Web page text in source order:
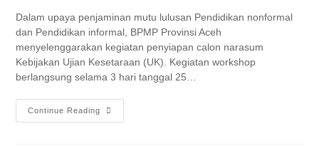
Dalam upaya penjaminan mutu lulusan Pendidikan nonformal
dan Pendidikan informal, BPMP Provinsi Aceh
menyelenggarakan kegiatan penyiapan calon narasum
Kebijakan Ujian Kesetaraan (UK). Kegiatan workshop
berlangsung selama 3 hari tanggal 25…
Continue Reading